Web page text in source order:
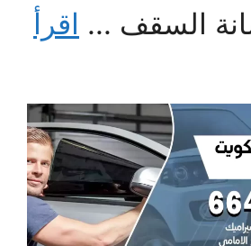
السقف ... اقرأ